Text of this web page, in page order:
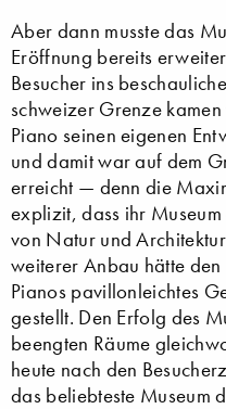
Aber dann musste das
Eröffnung bereits
Besucher ins
schweizer Grenze
Piano seinen eigenen
und damit war auf dem
erreicht — denn die
explizit, dass ihr
von Natur und
weiterer Anbau hätte
Pianos pavillonleichtes
gestellt. Den Erfolg des
beengten Räume
heute nach den
das beliebteste Museum